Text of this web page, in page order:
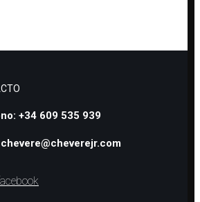
+34 609 535 939
chevere@cheverejr.com